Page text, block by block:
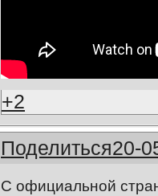
+2
Поделиться20-
С официальной